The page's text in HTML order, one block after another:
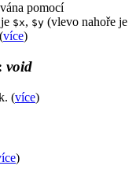
pomocí
$x, $y (vlevo nahoře je
více)
void
(více)
)